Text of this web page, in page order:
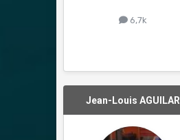
6,7k
Jean-Louis AGUILAR